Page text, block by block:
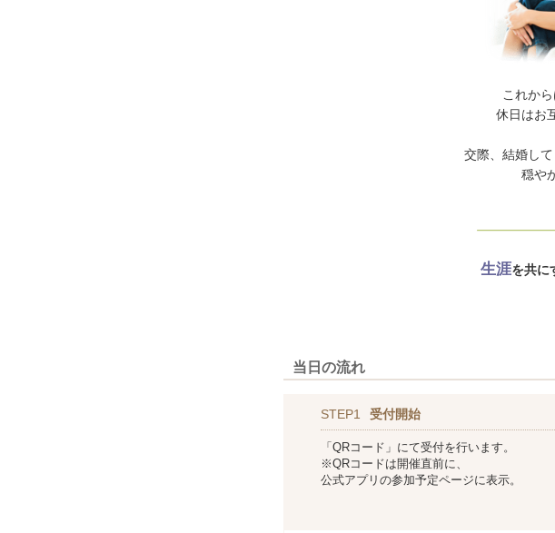
これか
休日はお
交際、結婚して
穏や
生涯を共に
当日の流れ
STEP1 受付開始
「QRコード」にて受付を行います。
※QRコードは開催直前に、
公式アプリの参加予定ページに表示。